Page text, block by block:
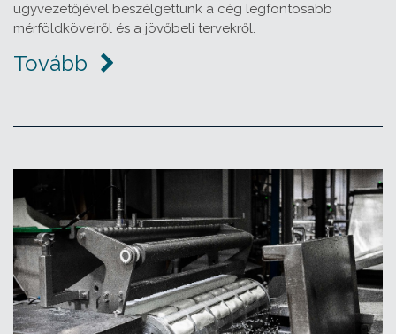
ügyvezetőjével beszélgettünk a cég legfontosabb
mérföldköveiről és a jövőbeli tervekről.
Tovább